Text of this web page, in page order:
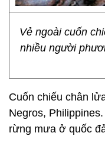
Vẻ ngoài cuốn
nhiều người
Cuốn chiếu chân
Negros,
rừng mưa ở quốc